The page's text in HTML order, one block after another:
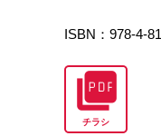
ISBN：978-4-
チラシ